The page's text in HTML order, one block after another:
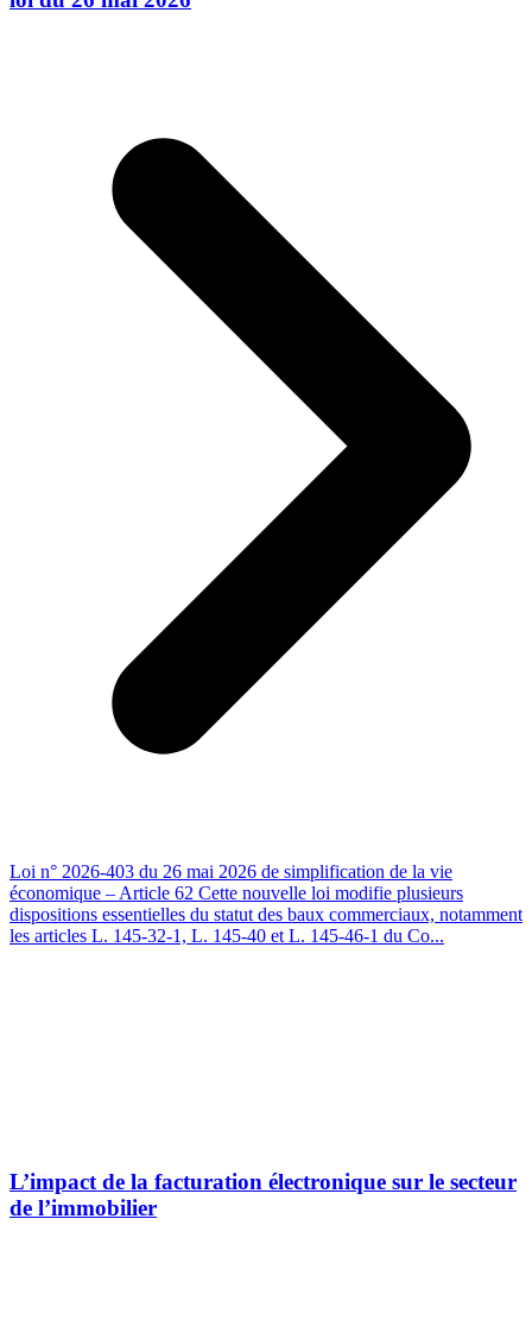
Loi n° 2026-403 du 26 mai 2026 de simplification de la vie
économique – Article 62 Cette nouvelle loi modifie plusieurs
dispositions essentielles du statut des baux commerciaux, notamment
les articles L. 145-32-1, L. 145-40 et L. 145-46-1 du Co...
L’impact de la facturation électronique sur le secteur
de l’immobilier